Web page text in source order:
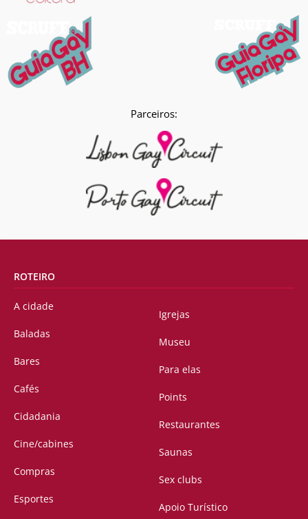
Parceiros:
ROTEIRO
A cidade
Baladas
Bares
Cafés
Cidadania
Cine/cabines
Compras
Esportes
Igrejas
Museu
Para elas
Points
Restaurantes
Saunas
Sex clubs
Apoio Turístico